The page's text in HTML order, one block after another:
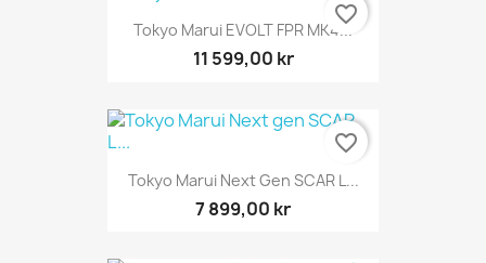
Tokyo Marui EVOLT FPR MK4...
11 599,00 kr
favorite_border
Tokyo Marui Next Gen SCAR L...
7 899,00 kr
favorite_border